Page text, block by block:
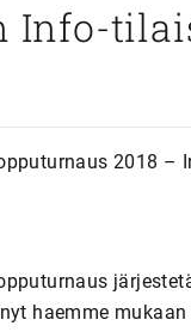
Info-
2018
haemme